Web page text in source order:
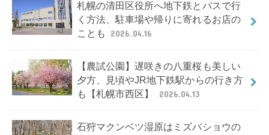
札幌の清田区役所へ地下鉄とバスで行
く方法、駐車場や帰りに寄れるお店の
ことも
2026.04.16
【農試公園】遅咲きの八重桜も美しい
夕方、見頃やJR地下鉄駅からの行き方
も【札幌市西区】
2026.04.13
石狩マクンベツ湿原はミズバショウの